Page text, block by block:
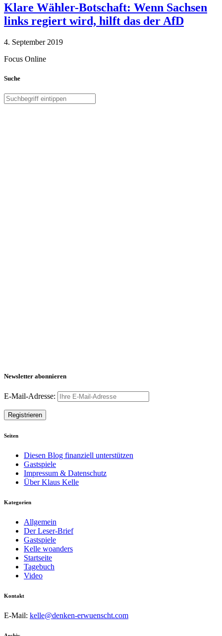
Klare Wähler-Botschaft: Wenn Sachsen
links regiert wird, hilft das der AfD
4. September 2019
Focus Online
Suche
Newsletter abonnieren
E-Mail-Adresse:
Seiten
Diesen Blog finanziell unterstützen
Gastspiele
Impressum & Datenschutz
Über Klaus Kelle
Kategorien
Allgemein
Der Leser-Brief
Gastspiele
Kelle woanders
Startseite
Tagebuch
Video
Kontakt
E-Mail: kelle@denken-erwuenscht.com